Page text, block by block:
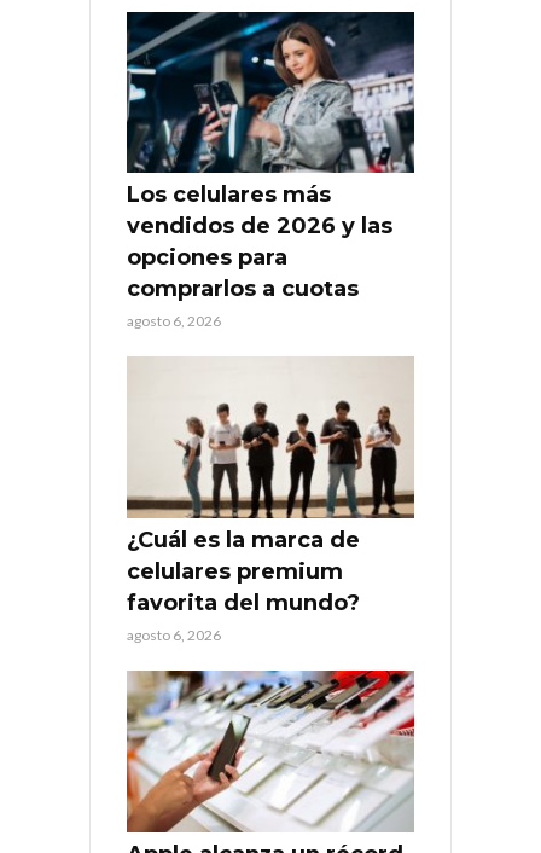
Los celulares más
vendidos de 2026 y las
opciones para
comprarlos a cuotas
agosto 6, 2026
¿Cuál es la marca de
celulares premium
favorita del mundo?
agosto 6, 2026